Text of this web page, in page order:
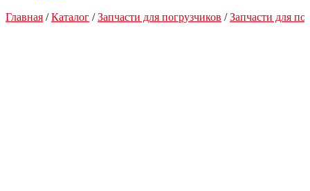
Главная /Каталог /Запчасти для погрузчиков /Запчасти для